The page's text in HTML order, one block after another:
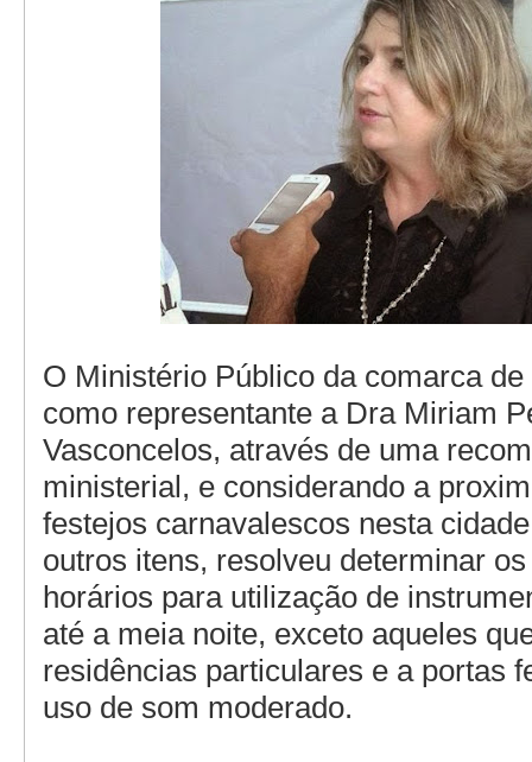
O Ministério Público da comarca
como representante a Dra Miriam
Vasconcelos, através de uma
ministerial, e considerando a
festejos carnavalescos nesta
outros itens, resolveu determinar
horários para utilização de
até a meia noite, exceto aqueles
residências particulares e a portas
uso de som moderado.